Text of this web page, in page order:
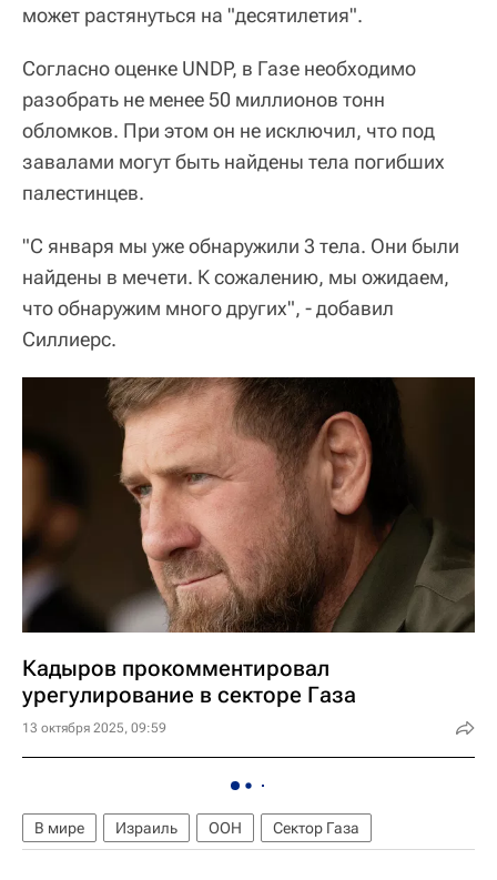
может растянуться на "десятилетия".
Согласно оценке UNDP, в Газе необходимо
разобрать не менее 50 миллионов тонн
обломков. При этом он не исключил, что под
завалами могут быть найдены тела погибших
палестинцев.
"С января мы уже обнаружили 3 тела. Они были
найдены в мечети. К сожалению, мы ожидаем,
что обнаружим много других", - добавил
Силлиерс.
Кадыров прокомментировал
урегулирование в секторе Газа
13 октября 2025, 09:59
В мире Израиль ООН Сектор Газа